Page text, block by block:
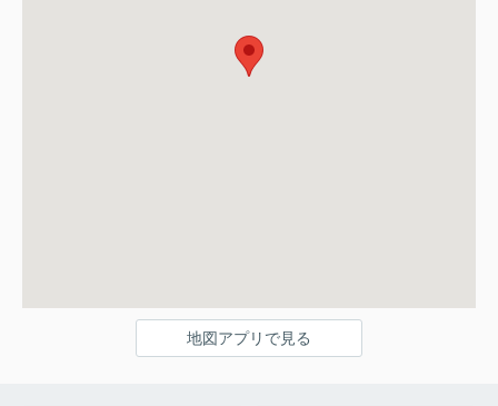
地図アプリで見る